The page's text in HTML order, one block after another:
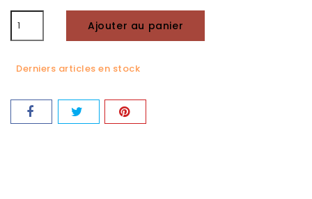
Ajouter au panier
Derniers articles en stock